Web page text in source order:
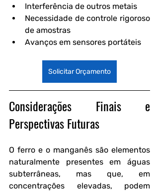
Interferência de outros metais
Necessidade de controle rigoroso
de amostras
Avanços em sensores portáteis
Solicitar Orçamento
Considerações Finais e
Perspectivas Futuras
O ferro e o manganês são elementos
naturalmente presentes em águas
subterrâneas, mas que, em
concentrações elevadas, podem